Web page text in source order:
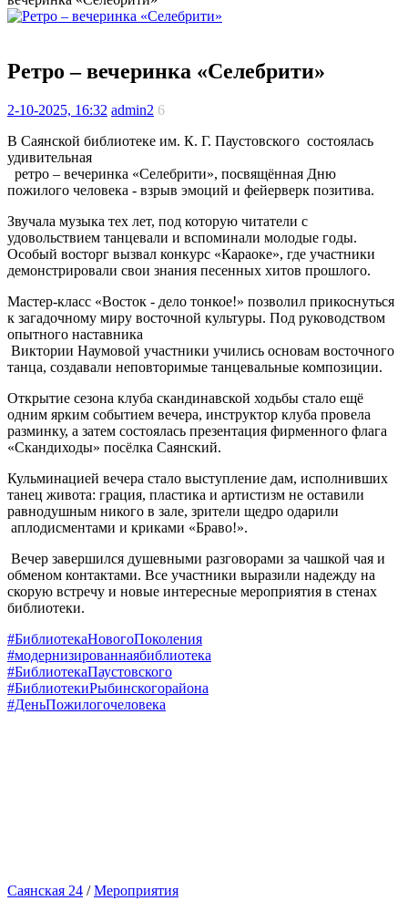
Ретро – вечеринка «Селебрити»
2-10-2025, 16:32 admin2 6
В Саянской библиотеке им. К. Г. Паустовского состоялась
удивительная
ретро – вечеринка «Селебрити», посвящённая Дню
пожилого человека - взрыв эмоций и фейерверк позитива.
Звучала музыка тех лет, под которую читатели с
удовольствием танцевали и вспоминали молодые годы.
Особый восторг вызвал конкурс «Караоке», где участники
демонстрировали свои знания песенных хитов прошлого.
Мастер-класс «Восток - дело тонкое!» позволил прикоснуться
к загадочному миру восточной культуры. Под руководством
опытного наставника
Виктории Наумовой участники учились основам восточного
танца, создавали неповторимые танцевальные композиции.
Открытие сезона клуба скандинавской ходьбы стало ещё
одним ярким событием вечера, инструктор клуба провела
разминку, а затем состоялась презентация фирменного флага
«Скандиходы» посёлка Саянский.
Кульминацией вечера стало выступление дам, исполнивших
танец живота: грация, пластика и артистизм не оставили
равнодушным никого в зале, зрители щедро одарили
аплодисментами и криками «Браво!».
Вечер завершился душевными разговорами за чашкой чая и
обменом контактами. Все участники выразили надежду на
скорую встречу и новые интересные мероприятия в стенах
библиотеки.
#БиблиотекаНовогоПоколения
#модернизированнаябиблиотека
#БиблиотекаПаустовского
#БиблиотекиРыбинскогорайона
#ДеньПожилогочеловека
Саянская 24 /Мероприятия